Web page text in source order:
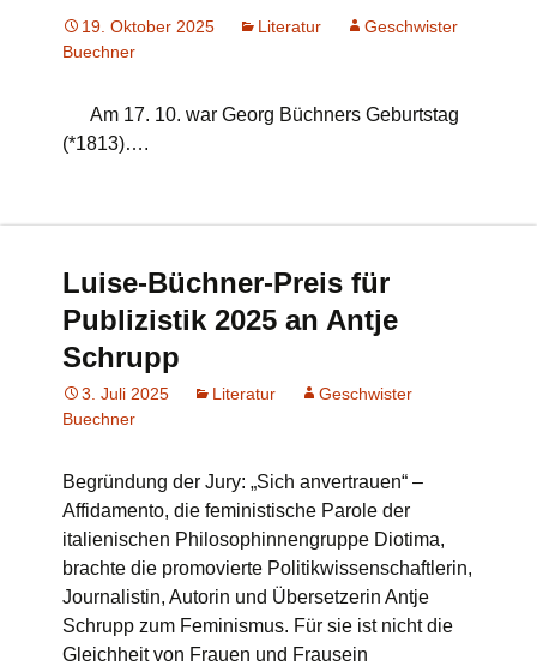
19. Oktober 2025 Literatur
Geschwister
Buechner
Am 17. 10. war Georg Büchners Geburtstag
(*1813)….
Luise-Büchner-Preis für
Publizistik 2025 an Antje
Schrupp
3. Juli 2025 Literatur
Geschwister
Buechner
Begründung der Jury: „Sich anvertrauen“ –
Affidamento, die feministische Parole der
italienischen Philosophinnengruppe Diotima,
brachte die promovierte Politikwissenschaftlerin,
Journalistin, Autorin und Übersetzerin Antje
Schrupp zum Feminismus. Für sie ist nicht die
Gleichheit von Frauen und Frausein